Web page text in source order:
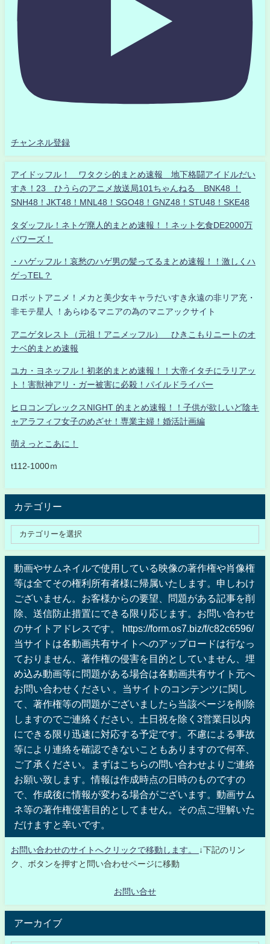
チャンネル登録
アイドッフル！ ワタクシ的まとめ速報 地下格闘アイドルだい
すき！23 ひうらのアニメ放送局101ちゃんねる BNK48 ！
SNH48！JKT48！MNL48！SGO48！GNZ48！STU48！SKE48
タダッフル！ネトゲ廃人的まとめ速報！！ネット乞食DE2000万
パワーズ！
・ハゲッフル！哀愁のハゲ男の髪ってるまとめ速報！！激しくハ
ゲっTEL？
ロボットアニメ！メカと美少女キャラだいすき永遠の非リア充・
非モテ星人 ！あらゆるマニアの為のマニアックサイト
アニゲタレスト（元祖！アニメッフル） ひきこもりニートのオ
ナベ的まとめ速報
ユカ・ヨネッフル！初老的まとめ速報！！大帝イタチにラリアッ
ト！害獣神アリ・ガー被害に必殺！パイルドライバー
ヒロコンプレックスNIGHT 的まとめ速報！！子供が欲しいど陰キ
ャアラフィフ女子のめざせ！専業主婦！婚活計画編
萌えっとこあに！
t112-1000ｍ
カテゴリー
動画やサムネイルで使用している映像の著作権や肖像権
等は全てその権利所有者様に帰属いたします。申しわけ
ございません。お客様からの要望、問題がある記事を削
除、送信防止措置にできる限り応じます。お問い合わせ
のサイトアドレスです。 https://form.os7.biz/f/c82c6596/
当サイトは各動画共有サイトへのアップロードは行なっ
ておりません、著作権の侵害を目的としていません、埋
め込み動画等に問題がある場合は各動画共有サイト元へ
お問い合わせください 。当サイトのコンテンツに関し
て、著作権等の問題がございましたら当該ページを削除
しますのでご連絡ください。土日祝を除く3営業日以内
にできる限り迅速に対応する予定です。不慮による事故
等により連絡を確認できないこともありますので何卒、
ご了承ください。まずはこちらの問い合わせよりご連絡
お願い致します。情報は作成時点の日時のものですの
で、作成後に情報が変わる場合がございます。動画サム
ネ等の著作権侵害目的としてません。その点ご理解いた
だけますと幸いです。
お問い合わせのサイトへクリックで移動します。
↓下記のリン
ク、ボタンを押すと問い合わせページに移動
お問い合せ
アーカイブ